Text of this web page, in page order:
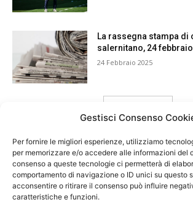
Gestisci Consenso
Per fornire le migliori esperienze, utilizziamo
per memorizzare e/o accedere alle informazioni del
consenso a queste tecnologie ci permetterà di
comportamento di navigazione o ID unici su questo
acconsentire o ritirare il consenso può influire
caratteristiche e funzioni.
La rassegna stampa
salernitano, 24
24 Febbraio 2025